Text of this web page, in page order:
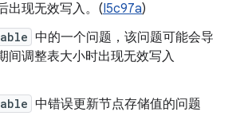
出现无效写入。(I5c97a)
中的一个问题，该问题可能会导
间调整表大小时出现无效写入
中错误更新节点存储值的问题